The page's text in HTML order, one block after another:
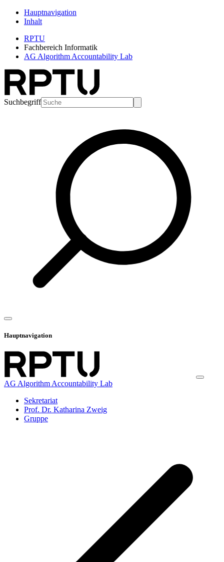
Hauptnavigation
Inhalt
RPTU
Fachbereich Informatik
AG Algorithm Accountability Lab
Suchbegriff
Hauptnavigation
AG Algorithm Accountability Lab
Sekretariat
Prof. Dr. Katharina Zweig
Gruppe